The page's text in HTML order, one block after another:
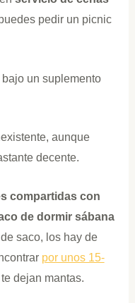
pedir un picnic
un suplemento
aunque
decente.
compartidas con
de dormir sábana
saco, los hay de
por unos 15-
dejan mantas.